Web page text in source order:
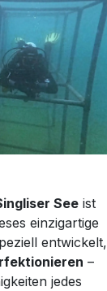
See ist
einzigartige
entwickelt,
–
jedes